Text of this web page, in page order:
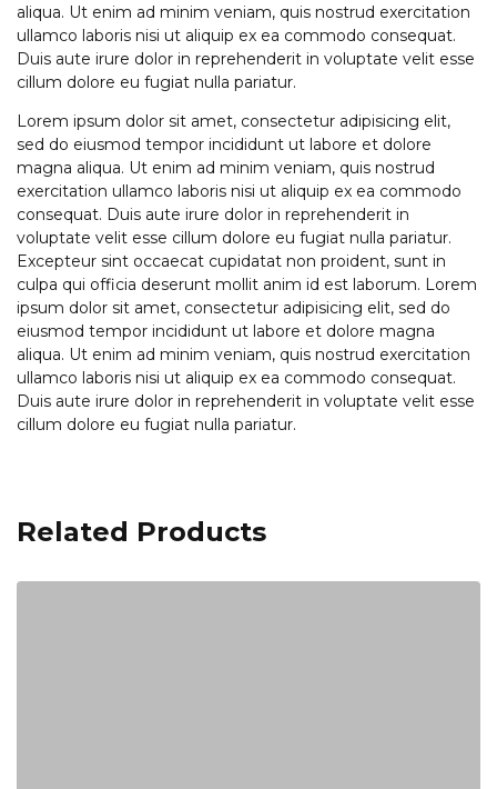
aliqua. Ut enim ad minim veniam, quis nostrud exercitation
ullamco laboris nisi ut aliquip ex ea commodo consequat.
Duis aute irure dolor in reprehenderit in voluptate velit esse
cillum dolore eu fugiat nulla pariatur.
Lorem ipsum dolor sit amet, consectetur adipisicing elit,
sed do eiusmod tempor incididunt ut labore et dolore
magna aliqua. Ut enim ad minim veniam, quis nostrud
exercitation ullamco laboris nisi ut aliquip ex ea commodo
consequat. Duis aute irure dolor in reprehenderit in
voluptate velit esse cillum dolore eu fugiat nulla pariatur.
Excepteur sint occaecat cupidatat non proident, sunt in
culpa qui officia deserunt mollit anim id est laborum. Lorem
ipsum dolor sit amet, consectetur adipisicing elit, sed do
eiusmod tempor incididunt ut labore et dolore magna
aliqua. Ut enim ad minim veniam, quis nostrud exercitation
ullamco laboris nisi ut aliquip ex ea commodo consequat.
Duis aute irure dolor in reprehenderit in voluptate velit esse
cillum dolore eu fugiat nulla pariatur.
Related Products